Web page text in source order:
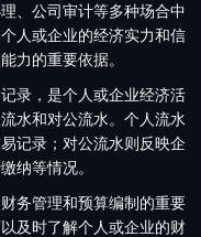
、公司审计等多种场合中
人或企业的经济实力和信
力的重要依据。
录，是个人或企业经济活
水和对公流水。个人流水
记录；对公流水则反映企
纳等情况。
务管理和预算编制的重要
及时了解个人或企业的财